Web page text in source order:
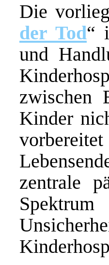
Die
der Tod“
und
zwischen
Kinder
zentrale